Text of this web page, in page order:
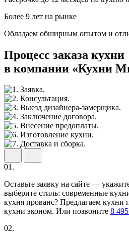
Более 9 лет на рынке
Обладаем обширным опытом и
Процесс заказа кухни
в компании «Кухни
01.
Оставьте заявку на сайте —
выберите стиль: современные
кухня прованс? Предлагаем кухни
кухни эконом. Или позвоните 8
02.